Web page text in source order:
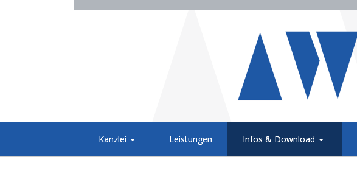
Kanzlei Leistungen Infos & Download